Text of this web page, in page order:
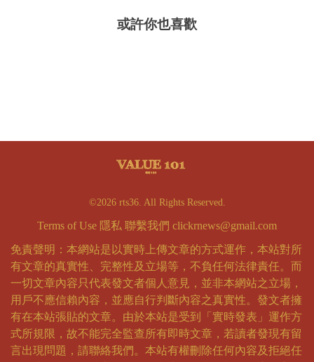
或許你也喜歡
©2026 rts36. All Rights Reserved.
Terms of Use 隱私 聯繫我們 clickrnews@gmail.com
免責聲明：本網站是以實時上傳文章的方式運作，本站對所
有文章的真實性、完整性及立場等，不負任何法律責任。而
一切文章內容只代表發文者個人意見，並非本網站之立場，
用戶不應信賴內容，並應自行判斷內容之真實性。發文者擁
有在本站張貼的文章。由於本站是受到「實時發表」運作方
式所規限，故不能完全監查所有即時文章，若讀者發現有留
言出現問題，請聯絡我們。本站有權刪除任何內容及拒絕任